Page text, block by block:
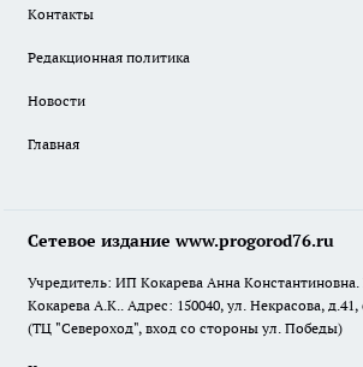
Контакты
Редакционная политика
Новости
Главная
Сетевое издание www.progorod76.ru
Учредитель: ИП Кокарева Анна Константиновна.
Кокарева А.К.. Адрес: 150040, ул. Некрасова,
(ТЦ "Североход", вход со стороны ул. Победы)